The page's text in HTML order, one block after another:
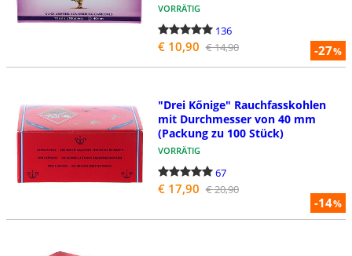
-27%
VORRÄTIG
136
€ 10,90 € 14,90
-14%
"Drei Kőnige" Rauchfasskohlen
mit Durchmesser von 40 mm
(Packung zu 100 Stück)
VORRÄTIG
67
€ 17,90 € 20,90